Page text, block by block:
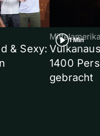
& Sexy:
1 Min
1400
gebracht